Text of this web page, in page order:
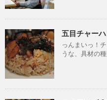
五目チャー
っんまいっ！
うな、具材の